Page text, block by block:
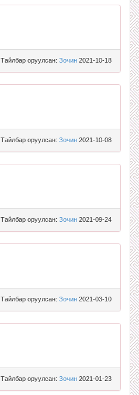
Тайлбар оруулсан: Зочин 2021-10-18
Тайлбар оруулсан: Зочин 2021-10-08
Тайлбар оруулсан: Зочин 2021-09-24
Тайлбар оруулсан: Зочин 2021-03-10
Тайлбар оруулсан: Зочин 2021-01-23